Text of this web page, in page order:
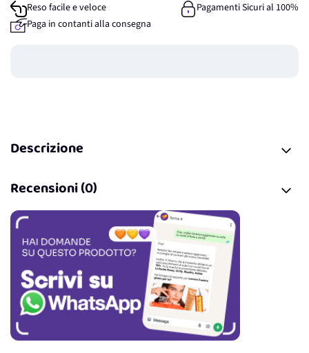
Reso facile e veloce
Pagamenti Sicuri al 100%
Paga in contanti alla consegna
Descrizione
Recensioni (0)